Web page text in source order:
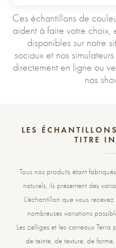
Ces échantillons de
aident à faire votre choix,
disponibles sur notre
sociaux et nos
directement en ligne ou
nos
LES
TITRE
Tous nos produits étant
naturels, ils présentent des
L'échantillon que vous
nombreuses variations
Les zelliges et les carreaux Terra
de teinte, de texture, de